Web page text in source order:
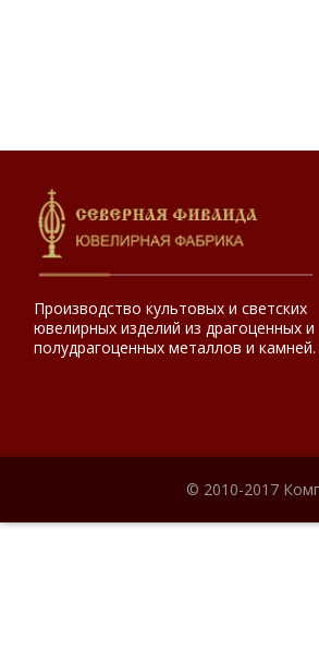
Производство культовых и светских
ювелирных изделий из драгоценных и
полудрагоценных металлов и камней.
© 2010-2017